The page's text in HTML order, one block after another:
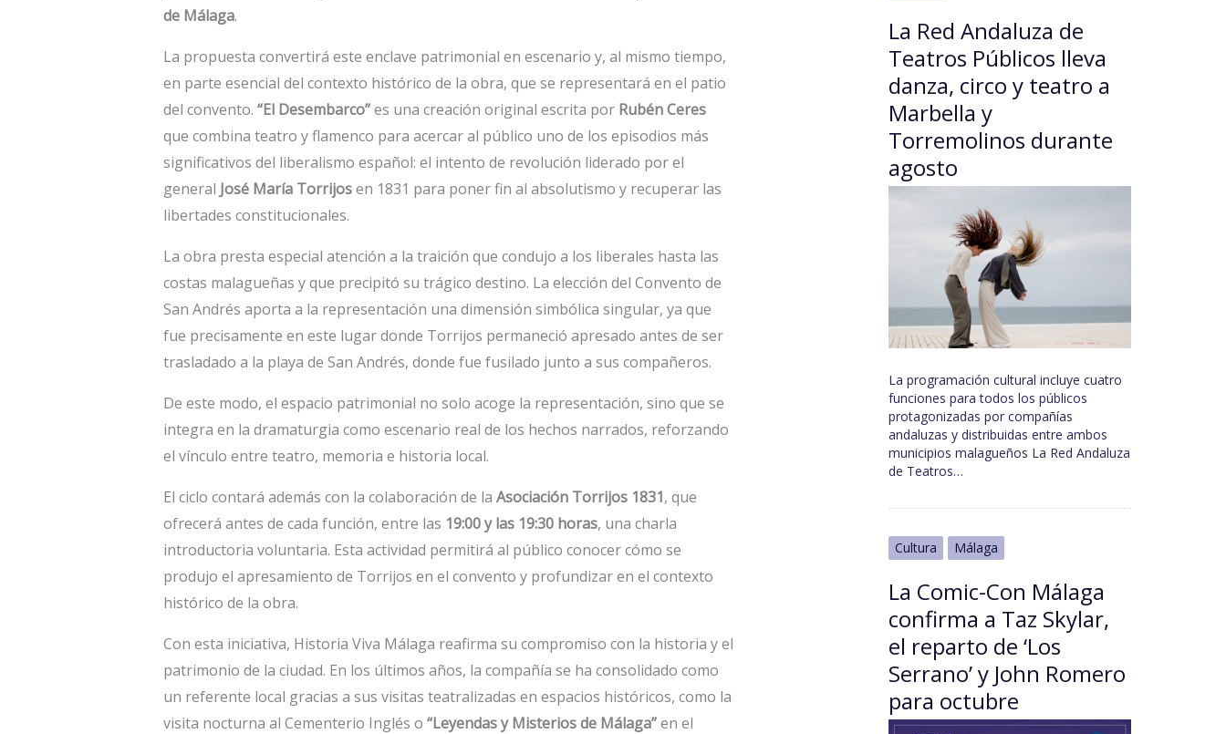
de Málaga.
La propuesta convertirá este enclave patrimonial en escenario y, al mismo tiempo,
en parte esencial del contexto histórico de la obra, que se representará en el patio
del convento. “El Desembarco”es una creación original escrita por Rubén Ceres
que combina teatro y flamenco para acercar al público uno de los episodios más
significativos del liberalismo español: el intento de revolución liderado por el
general José María Torrijosen 1831 para poner fin al absolutismo y recuperar las
libertades constitucionales.
La obra presta especial atención a la traición que condujo a los liberales hasta las
costas malagueñas y que precipitó su trágico destino. La elección del Convento de
San Andrés aporta a la representación una dimensión simbólica singular, ya que
fue precisamente en este lugar donde Torrijos permaneció apresado antes de ser
trasladado a la playa de San Andrés, donde fue fusilado junto a sus compañeros.
De este modo, el espacio patrimonial no solo acoge la representación, sino que se
integra en la dramaturgia como escenario real de los hechos narrados, reforzando
el vínculo entre teatro, memoria e historia local.
El ciclo contará además con la colaboración de la Asociación Torrijos 1831, que
ofrecerá antes de cada función, entre las 19:00 y las 19:30 horas, una charla
introductoria voluntaria. Esta actividad permitirá al público conocer cómo se
produjo el apresamiento de Torrijos en el convento y profundizar en el contexto
histórico de la obra.
Con esta iniciativa, Historia Viva Málaga reafirma su compromiso con la historia y el
patrimonio de la ciudad. En los últimos años, la compañía se ha consolidado como
un referente local gracias a sus visitas teatralizadas en espacios históricos, como la
visita nocturna al Cementerio Inglés o “Leyendas y Misterios de Málaga”en el
La Red Andaluza de
Teatros Públicos lleva
danza, circo y teatro a
Marbella y
Torremolinos durante
agosto
La programación cultural incluye cuatro
funciones para todos los públicos
protagonizadas por compañías
andaluzas y distribuidas entre ambos
municipios malagueños La Red Andaluza
de Teatros…
Cultura Málaga
La Comic-Con Málaga
confirma a Taz Skylar,
el reparto de ‘Los
Serrano’ y John Romero
para octubre